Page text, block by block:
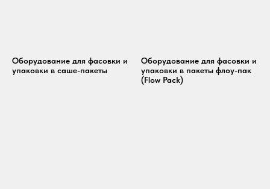
Оборудование для фасовки и
упаковки в саше-пакеты
Оборудование для фасовки и
упаковки в пакеты флоу-пак
(Flow Pack)